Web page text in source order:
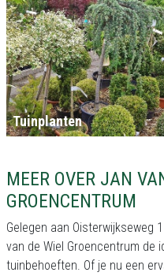
Tuinplanten
MEER OVER JAN
GROENCENTRUM
Gelegen aan Oisterwijkseweg
van de Wiel Groencentrum de
tuinbehoeften. Of je nu een